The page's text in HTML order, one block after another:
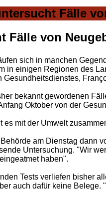
Fälle
Fälle von
sich in manchen
in einigen Regionen des
Gesundheitsdienstes,
bekannt gewordenen
Oktober von der
es mit der Umwelt
am Dienstag dann
Untersuchung. "Wir
haben".
Tests verliefen bisher
auch dafür keine